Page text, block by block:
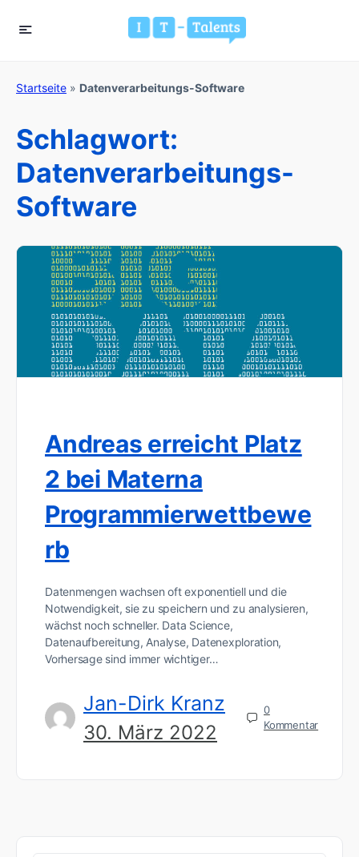
Startseite » Datenverarbeitungs-Software
Schlagwort:
Datenverarbeitungs-
Software
Andreas erreicht Platz
2 bei Materna
Programmierwettbewe
rb
Datenmengen wachsen oft exponentiell und die
Notwendigkeit, sie zu speichern und zu analysieren,
wächst noch schneller. Data Science,
Datenaufbereitung, Analyse, Datenexploration,
Vorhersage sind immer wichtiger…
Jan-Dirk Kranz
30. März 2022
0
Kommentar